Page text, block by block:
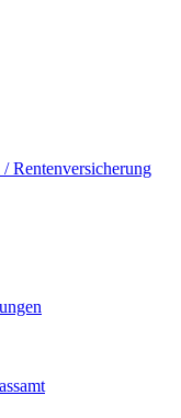
Rentenversicherung